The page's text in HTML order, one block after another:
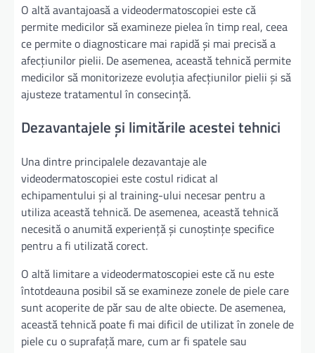
O altă avantajoasă a videodermatoscopiei este că
permite medicilor să examineze pielea în timp real, ceea
ce permite o diagnosticare mai rapidă și mai precisă a
afecțiunilor pielii. De asemenea, această tehnică permite
medicilor să monitorizeze evoluția afecțiunilor pielii și să
ajusteze tratamentul în consecință.
Dezavantajele și limitările acestei tehnici
Una dintre principalele dezavantaje ale
videodermatoscopiei este costul ridicat al
echipamentului și al training-ului necesar pentru a
utiliza această tehnică. De asemenea, această tehnică
necesită o anumită experiență și cunoștințe specifice
pentru a fi utilizată corect.
O altă limitare a videodermatoscopiei este că nu este
întotdeauna posibil să se examineze zonele de piele care
sunt acoperite de păr sau de alte obiecte. De asemenea,
această tehnică poate fi mai dificil de utilizat în zonele de
piele cu o suprafață mare, cum ar fi spatele sau